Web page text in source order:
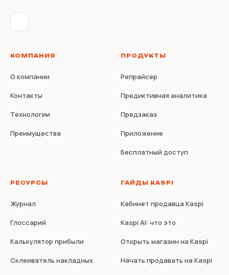
КОМПАНИЯ
О компании
Контакты
Технологии
Преимущества
ПРОДУКТЫ
Репрайсер
Предиктивная аналитика
Предзаказ
Приложение
Бесплатный доступ
РЕСУРСЫ
Журнал
Глоссарий
Калькулятор прибыли
Склеиватель накладных
ГАЙДЫ KASPI
Кабинет продавца Kaspi
Kaspi AI: что это
Открыть магазин на Kaspi
Начать продавать на Kaspi